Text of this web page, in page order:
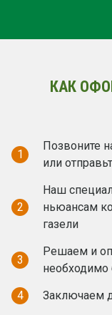
КАК
1
Позвоните
или
2
Наш
ньюансам
газели
3
Решаем и
необходимо
4
Заключаем